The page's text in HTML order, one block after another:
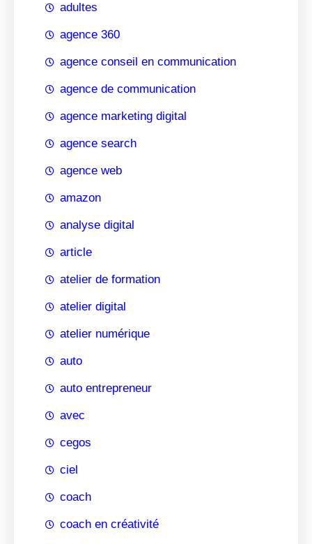
adultes
agence 360
agence conseil en communication
agence de communication
agence marketing digital
agence search
agence web
amazon
analyse digital
article
atelier de formation
atelier digital
atelier numérique
auto
auto entrepreneur
avec
cegos
ciel
coach
coach en créativité